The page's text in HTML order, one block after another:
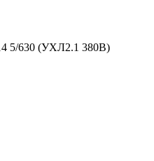
5/630 (УХЛ2.1 380В)